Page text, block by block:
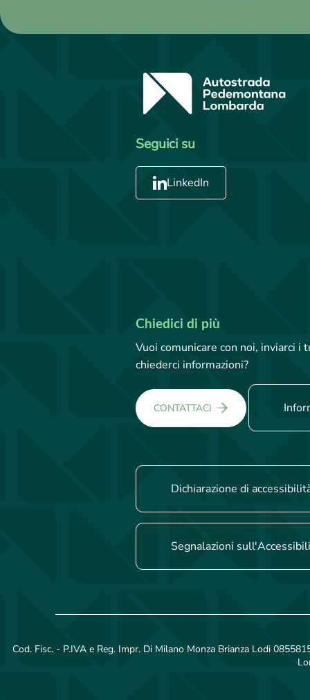
Seguici su
LinkedIn
Chiedici di più
Vuoi comunicare con noi, inviarci
chiederci informazioni?
CONTATTACI
Dichiarazione di
Segnalazioni
Cod. Fisc. - P.IVA e Reg. Impr. Di Milano Monza Brianza Lodi